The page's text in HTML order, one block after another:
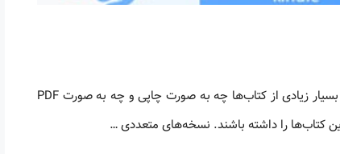
اینروزها خرید PDF کتاب‎های خارجی بسیار رواج یافته است. با آنکه نسخه‌های ترجمه شده بسیار زیادی از کتاب‌ها چه به صورت چاپی و چه به صورت PDF
کتاب‌ها را داشته باشند. نسخه‌های متعددی …